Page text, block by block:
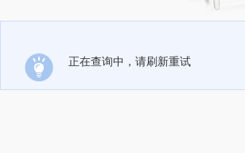
正在查询中，请刷新重试